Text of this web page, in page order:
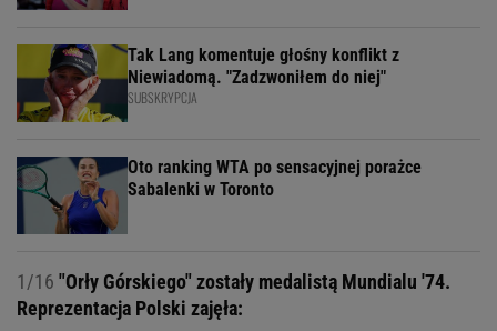
Tak Lang komentuje głośny konflikt z
Niewiadomą. "Zadzwoniłem do niej"
SUBSKRYPCJA
Oto ranking WTA po sensacyjnej porażce
Sabalenki w Toronto
1/16 "Orły Górskiego" zostały medalistą Mundialu '74.
Reprezentacja Polski zajęła: